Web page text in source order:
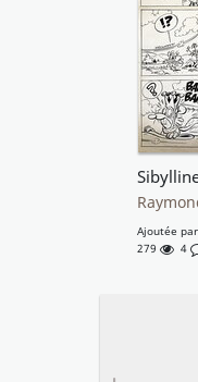
Ajoutée par
279
4